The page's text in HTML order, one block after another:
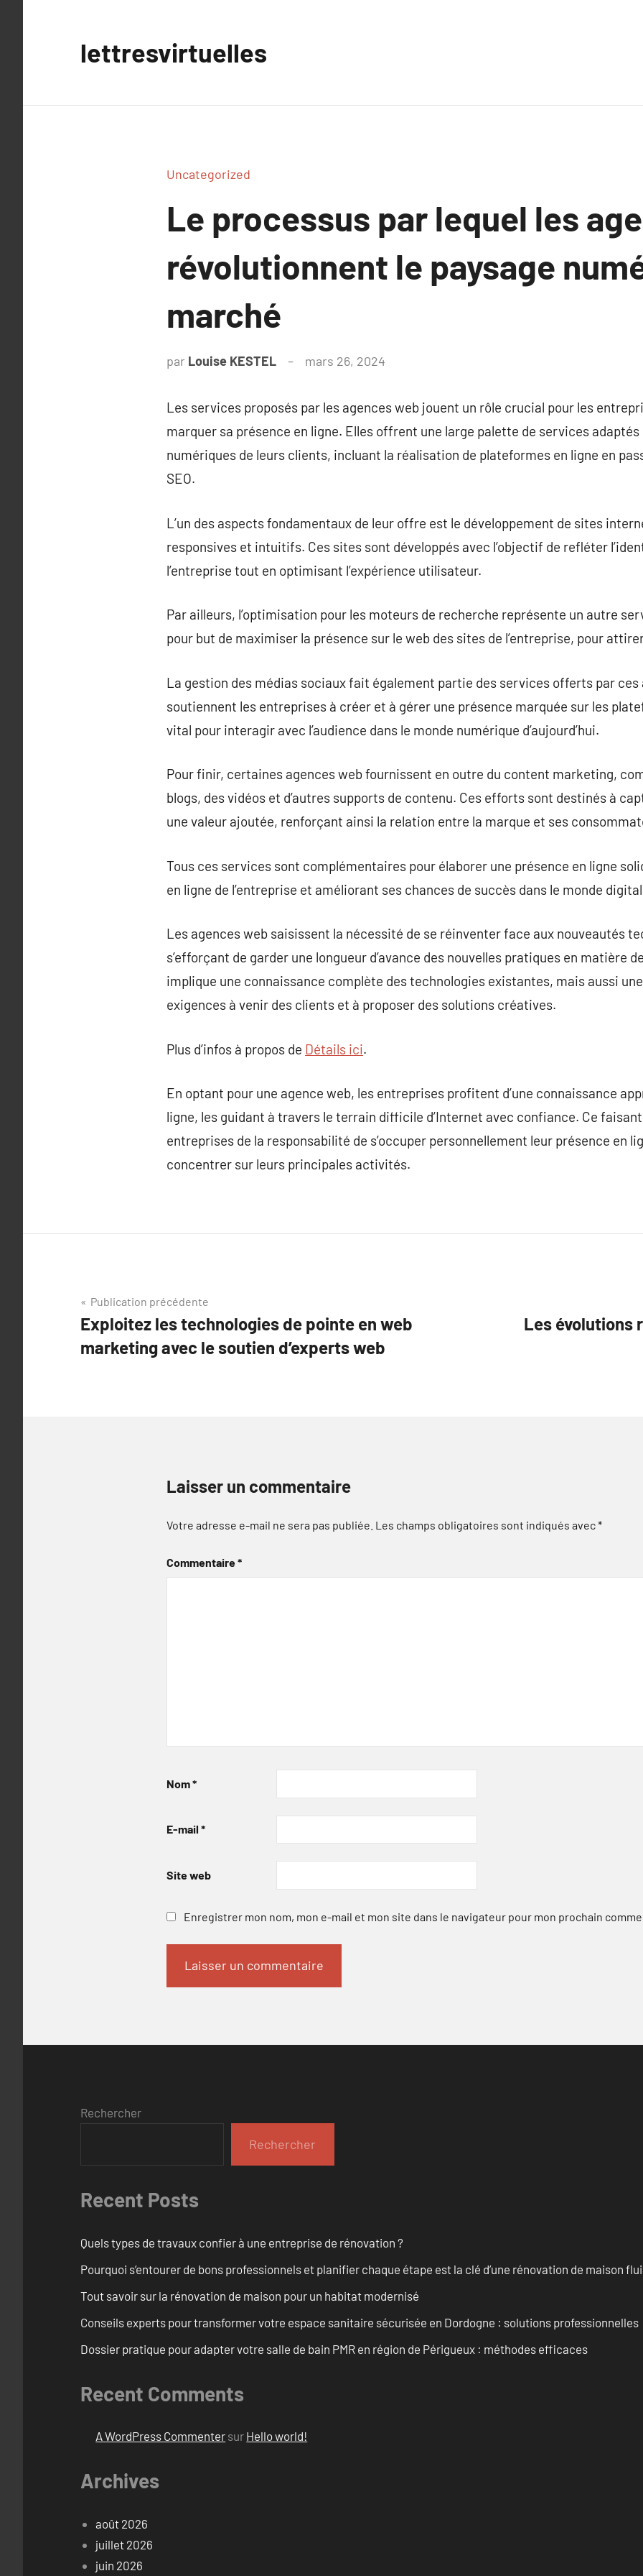
lettresvirtuelles
Uncategorized
Le processus par lequel les
révolutionnent le paysage
marché
par Louise KESTEL mars 26, 2024
Les services proposés par les agences web jouent un rôle crucial pour les
marquer sa présence en ligne. Elles offrent une large palette de services
numériques de leurs clients, incluant la réalisation de plateformes en ligne en
SEO.
L’un des aspects fondamentaux de leur offre est le développement de sites
responsives et intuitifs. Ces sites sont développés avec l’objectif de refléter
l’entreprise tout en optimisant l’expérience utilisateur.
Par ailleurs, l’optimisation pour les moteurs de recherche représente un autre
pour but de maximiser la présence sur le web des sites de l’entreprise, pour
La gestion des médias sociaux fait également partie des services offerts par ces
soutiennent les entreprises à créer et à gérer une présence marquée sur les
vital pour interagir avec l’audience dans le monde numérique d’aujourd’hui.
Pour finir, certaines agences web fournissent en outre du content marketing,
blogs, des vidéos et d’autres supports de contenu. Ces efforts sont destinés à
une valeur ajoutée, renforçant ainsi la relation entre la marque et ses
Tous ces services sont complémentaires pour élaborer une présence en ligne
en ligne de l’entreprise et améliorant ses chances de succès dans le monde
Les agences web saisissent la nécessité de se réinventer face aux nouveautés
s’efforçant de garder une longueur d’avance des nouvelles pratiques en matière
implique une connaissance complète des technologies existantes, mais aussi
exigences à venir des clients et à proposer des solutions créatives.
Plus d’infos à propos de Détails ici.
En optant pour une agence web, les entreprises profitent d’une connaissance
ligne, les guidant à travers le terrain difficile d’Internet avec confiance. Ce
entreprises de la responsabilité de s’occuper personnellement leur présence en
concentrer sur leurs principales activités.
Navigation
de
l’article
Publication précédente
Exploitez les technologies de pointe en web
marketing avec le soutien d’experts web
Les évolutions
Laisser un commentaire
Votre adresse e-mail ne sera pas publiée. Les champs obligatoires sont indiqués avec*
Commentaire*
Nom*
E-mail *
Site web
Enregistrer mon nom, mon e-mail et mon site dans le navigateur pour mon prochain
Rechercher
Rechercher
Recent Posts
Quels types de travaux confier à une entreprise de rénovation ?
Pourquoi s’entourer de bons professionnels et planifier chaque étape est la clé d’une rénovation de maison
Tout savoir sur la rénovation de maison pour un habitat modernisé
Conseils experts pour transformer votre espace sanitaire sécurisée en Dordogne : solutions professionnelles
Dossier pratique pour adapter votre salle de bain PMR en région de Périgueux : méthodes efficaces
Recent Comments
A WordPress Commenter sur Hello world!
Archives
août 2026
juillet 2026
juin 2026